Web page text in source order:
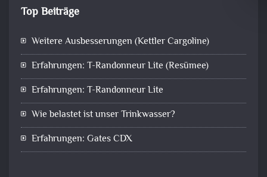
Top Beiträge
Weitere Ausbesserungen (Kettler Cargoline)
Erfahrungen: T-Randonneur Lite (Resümee)
Erfahrungen: T-Randonneur Lite
Wie belastet ist unser Trinkwasser?
Erfahrungen: Gates CDX